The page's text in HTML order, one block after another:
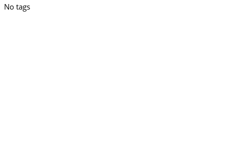
No tags